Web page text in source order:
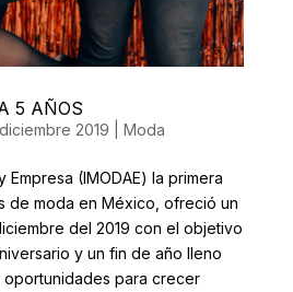
5 AÑOS
2019 Moda
Empresa (IMODAE) la primera
de moda en México, ofreció un
del 2019 con el objetivo
y un fin de año lleno
para crecer